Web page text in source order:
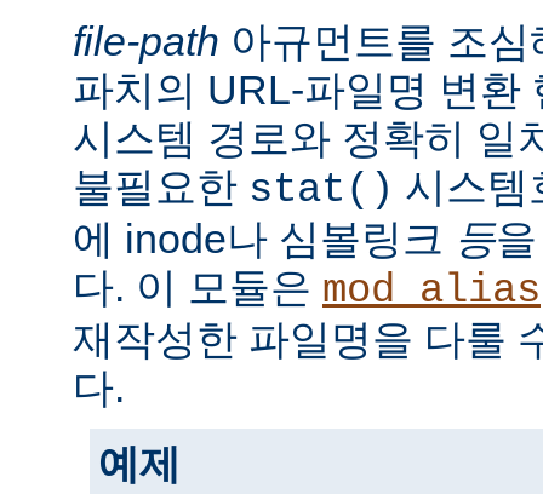
file-path 아규먼트를 조
파치의 URL-파일명 변환
시스템 경로와 정확히 일
불필요한 stat() 시스템
에 inode나 심볼링크 등
다. 이 모듈은 mod_alias
재작성한 파일명을 다룰
다.
예제